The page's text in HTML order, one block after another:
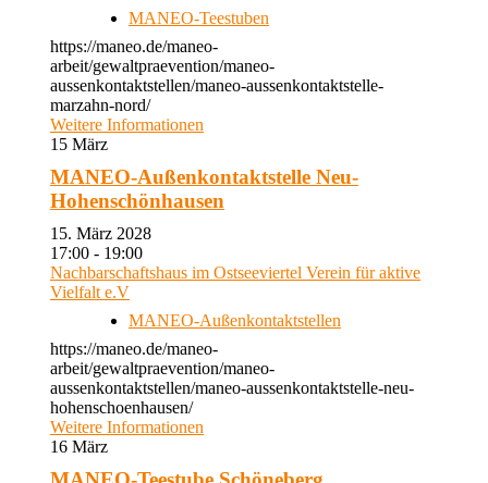
MANEO-Teestuben
https://maneo.de/maneo-
arbeit/gewaltpraevention/maneo-
aussenkontaktstellen/maneo-aussenkontaktstelle-
marzahn-nord/
Weitere Informationen
15 März
MANEO-Außenkontaktstelle Neu-
Hohenschönhausen
15. März 2028
17:00 - 19:00
Nachbarschaftshaus im Ostseeviertel Verein für aktive
Vielfalt e.V
MANEO-Außenkontaktstellen
https://maneo.de/maneo-
arbeit/gewaltpraevention/maneo-
aussenkontaktstellen/maneo-aussenkontaktstelle-neu-
hohenschoenhausen/
Weitere Informationen
16 März